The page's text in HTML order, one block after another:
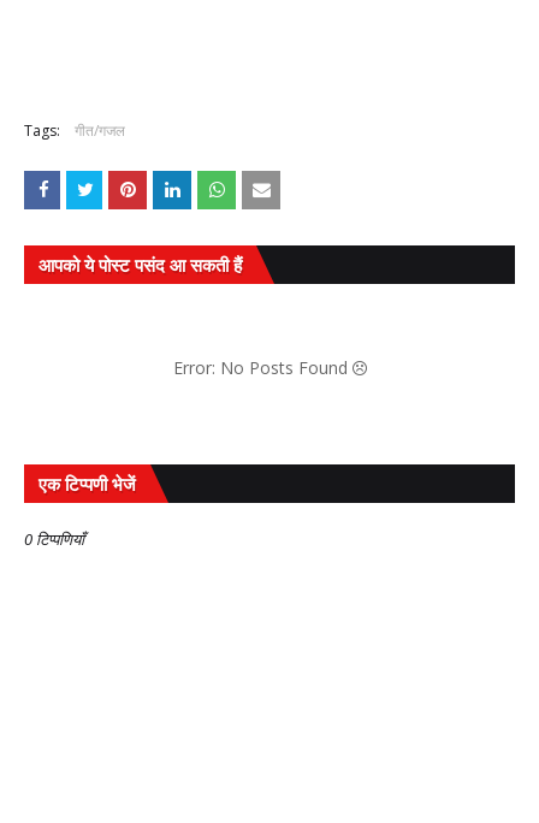
Tags: गीत/गजल
आपको ये पोस्ट पसंद आ सकती हैं
Error: No Posts Found
एक टिप्पणी भेजें
0 टिप्पणियाँ